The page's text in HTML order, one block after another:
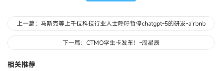
上一篇：马斯克等上千位科技行业人士呼吁暂停chatgpt-5的研发-airbnb
下一篇：CTMO学生卡发车！-周星辰
相关推荐